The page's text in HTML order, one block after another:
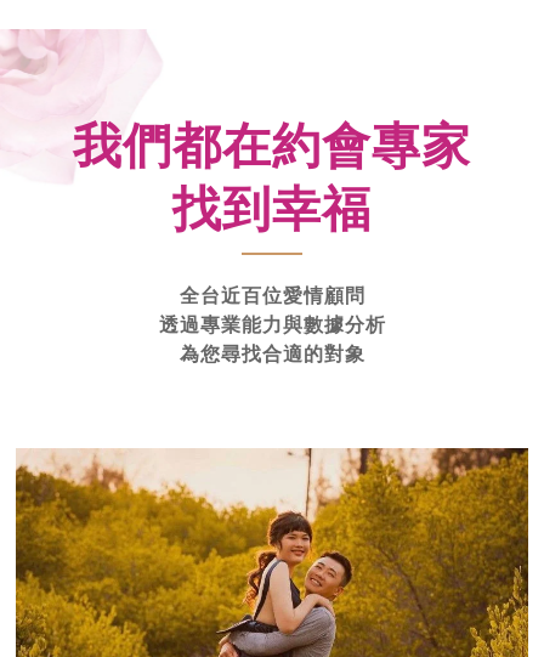
我們都在約會專家
找到幸福
全台近百位愛情顧問
透過專業能力與數據分析
為您尋找合適的對象